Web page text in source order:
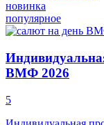
новинка
популярное
ВМФ 2026
5